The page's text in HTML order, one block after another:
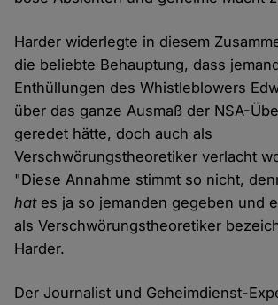
Harder widerlegte in diesem
die beliebte Behauptung, dass
Enthüllungen des Whistleblowers
über das ganze Ausmaß der NSA-
geredet hätte, doch auch als
Verschwörungstheoretiker verlacht
"Diese Annahme stimmt so nicht,
hates ja so jemanden gegeben und
als Verschwörungstheoretiker
Harder.
Der Journalist und Geheimdienst-